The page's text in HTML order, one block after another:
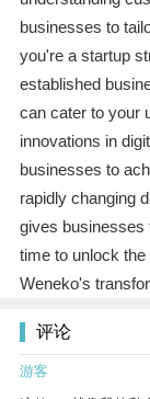
businesses to
you're a startup
established
can cater to your
innovations in
businesses to
rapidly changing
gives businesses
time to unlock
Weneko's
评论
游客